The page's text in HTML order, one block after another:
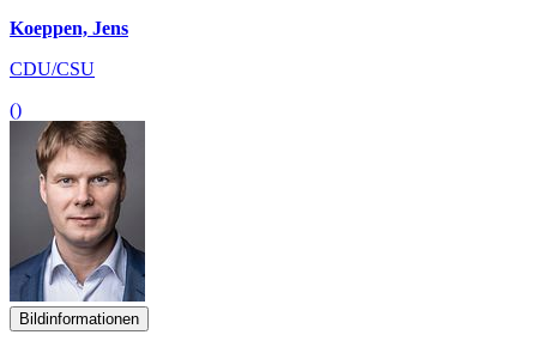
Koeppen, Jens
CDU/CSU
()
Bildinformationen